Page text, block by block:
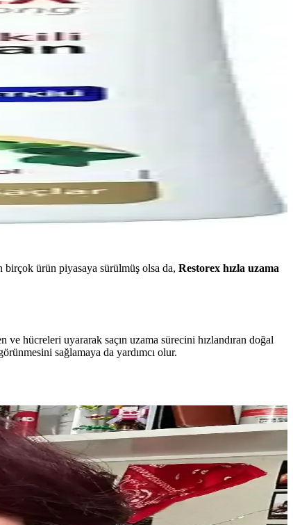
birçok ürün piyasaya sürülmüş olsa da, Restorex hızla uzama
hücreleri uyararak saçın uzama sürecini hızlandıran doğal
sağlamaya da yardımcı olur.
ile etkili sonuçlar sağlar.
uygun, düzenli kullanımda etkili sonuçlar sunar.